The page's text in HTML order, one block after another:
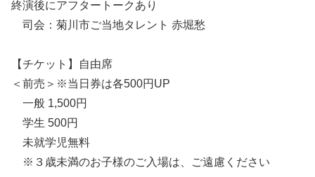
終演後にアフタートークあり
司会：菊川市ご当地タレント 赤堀愁
【チケット】自由席
＜前売＞※当日券は各500円UP
一般 1,500円
学生 500円
未就学児無料
※３歳未満のお子様のご入場は、ご遠慮ください